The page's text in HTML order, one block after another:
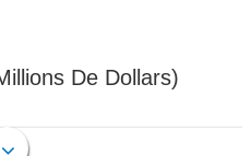
De Dollars)